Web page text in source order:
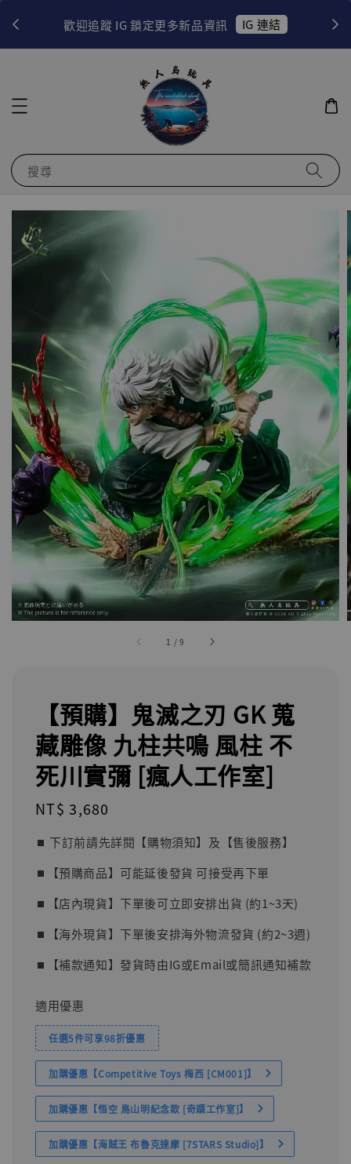
歡迎追蹤 IG 鎖定更多新品資訊 IG 連結
搜尋
1 /9
【預購】鬼滅之刃 GK 蒐
藏雕像 九柱共鳴 風柱 不
死川實彌 [瘋人工作室]
Regular
NT$ 3,680
⏹︎ 下訂前請先詳閱【購物須知】及【售後服務】
⏹︎【預購商品】可能延後發貨 可接受再下單
⏹︎【店內現貨】下單後可立即安排出貨 (約1~3天)
⏹︎【海外現貨】下單後安排海外物流發貨 (約2~3週)
⏹︎【補款通知】發貨時由IG或Email或簡訊通知補款
適用優惠
任選5件可享98折優惠
加購優惠【Competitive Toys 梅西 [CM001]】
加購優惠【悟空 鳥山明紀念款 [奇蹟工作室]】
加購優惠【海賊王 布魯克達摩 [7STARS Studio]】